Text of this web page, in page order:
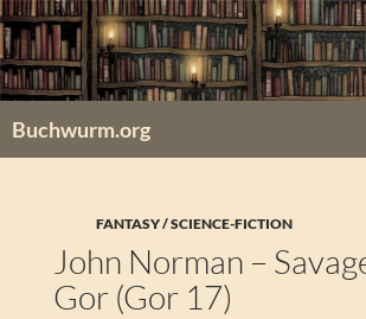
Zum
Inhalt
springen
Buchwurm.org
FANTASY / SCIENCE-FICTION
John Norman –
Gor (Gor 17)